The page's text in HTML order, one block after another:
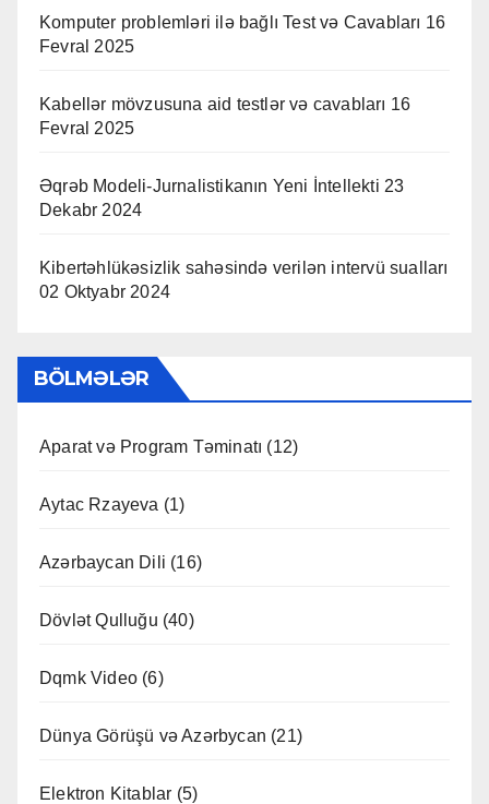
Komputer problemləri ilə bağlı Test və Cavabları 16
Fevral 2025
Kabellər mövzusuna aid testlər və cavabları 16
Fevral 2025
Əqrəb Modeli-Jurnalistikanın Yeni İntellekti 23
Dekabr 2024
Kibertəhlükəsizlik sahəsində verilən intervü sualları
02 Oktyabr 2024
BÖLMƏLƏR
Aparat və Program Təminatı (12)
Aytac Rzayeva (1)
Azərbaycan Dili (16)
Dövlət Qulluğu (40)
Dqmk Video (6)
Dünya Görüşü və Azərbycan (21)
Elektron Kitablar (5)